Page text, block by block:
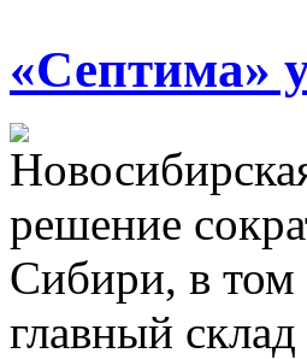
«Септима»
решение
Сибири, в том
главный